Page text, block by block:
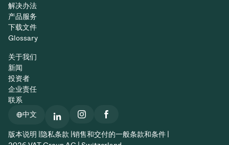
解决办法
产品服务
下载文件
Glossary
关于我们
新闻
投资者
企业责任
联系
中文
版本说明 | 隐私条款 | 销售和交付的一般条款和条件 |